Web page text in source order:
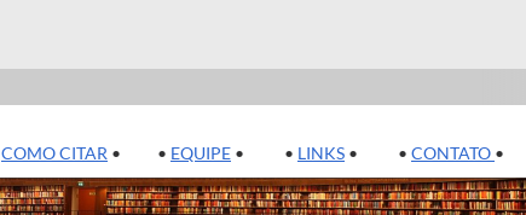
COMO CITAR • • EQUIPE • • LINKS • • CONTATO •